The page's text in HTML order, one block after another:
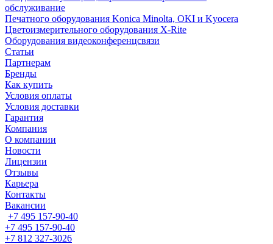
обслуживание
Печатного оборудования Konica Minolta, OKI и Kyocera
Цветоизмерительного оборудования X-Rite
Оборудования видеоконференцсвязи
Статьи
Партнерам
Бренды
Как купить
Условия оплаты
Условия доставки
Гарантия
Компания
О компании
Новости
Лицензии
Отзывы
Карьера
Контакты
Вакансии
+7 495 157-90-40
+7 495 157-90-40
+7 812 327-3026